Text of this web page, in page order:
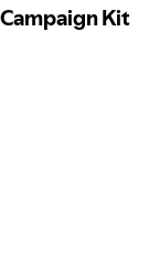
Campaign Kit